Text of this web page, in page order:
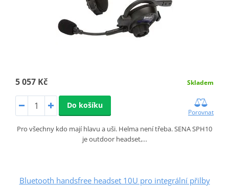
5 057 Kč Skladem
Do košíku
Porovnat
Pro všechny kdo mají hlavu a uši. Helma není třeba. SENA SPH10
je outdoor headset,…
Bluetooth handsfree headset 10U pro integrální přilby